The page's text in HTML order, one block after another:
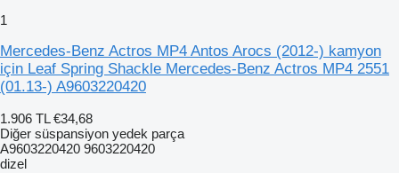
1
Mercedes-Benz Actros MP4 Antos Arocs (2012-) kamyon
için Leaf Spring Shackle Mercedes-Benz Actros MP4 2551
(01.13-) A9603220420
1.906 TL €34,68
Diğer süspansiyon yedek parça
A9603220420 9603220420
dizel